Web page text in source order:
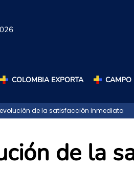
COLOMBIA EXPORTA CAMPO
de la satisfacción inmediata
de la